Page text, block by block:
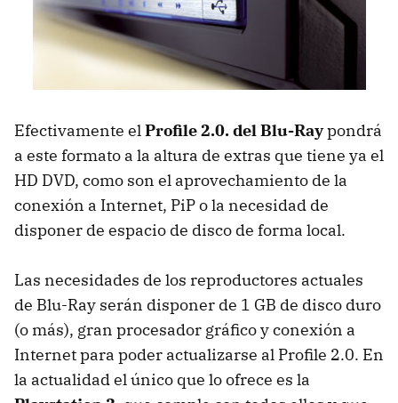
Efectivamente elProfile 2.0. del Blu-Raypondrá
a este formato a la altura de extras que tiene ya el
HD DVD, como son el aprovechamiento de la
conexión a Internet, PiP o la necesidad de
disponer de espacio de disco de forma local.
Las necesidades de los reproductores actuales
de Blu-Ray serán disponer de 1 GB de disco duro
(o más), gran procesador gráfico y conexión a
Internet para poder actualizarse al Profile 2.0. En
la actualidad el único que lo ofrece es la